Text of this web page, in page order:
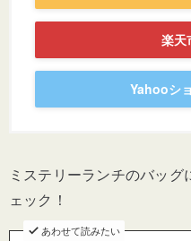
楽天
Yahooシ
ミステリーランチのバッ
ェック！
あわせて読みたい